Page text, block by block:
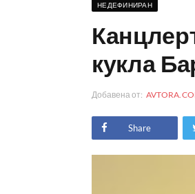
НЕДЕФИНИРАН
кукла
Добавена от:
Share